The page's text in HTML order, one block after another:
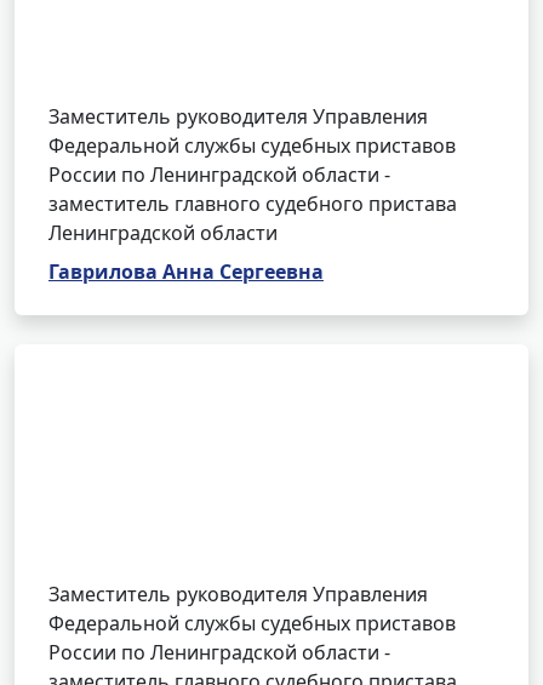
Заместитель руководителя Управления
Федеральной службы судебных приставов
России по Ленинградской области -
заместитель главного судебного пристава
Ленинградской области
Гаврилова Анна Сергеевна
Заместитель руководителя Управления
Федеральной службы судебных приставов
России по Ленинградской области -